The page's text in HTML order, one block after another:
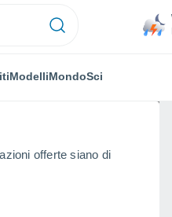
offerte siano di
ModelliMondoSci